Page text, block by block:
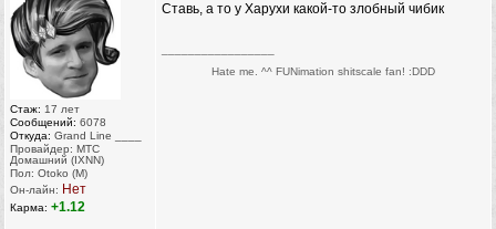
Стаж: 17 лет
Сообщений: 6078
Откуда: Grand Line ____
Провайдер: МТС
Домашний (IXNN)
Пол: Otoko (M)
Он-лайн: Нет
Карма: +1.12
Ставь, а то у Харухи какой-то злобный чибик
Hate me. ^^ FUNimation shitscale fan! :DDD